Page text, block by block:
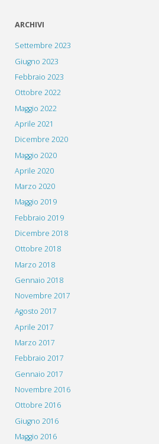
ARCHIVI
Settembre 2023
Giugno 2023
Febbraio 2023
Ottobre 2022
Maggio 2022
Aprile 2021
Dicembre 2020
Maggio 2020
Aprile 2020
Marzo 2020
Maggio 2019
Febbraio 2019
Dicembre 2018
Ottobre 2018
Marzo 2018
Gennaio 2018
Novembre 2017
Agosto 2017
Aprile 2017
Marzo 2017
Febbraio 2017
Gennaio 2017
Novembre 2016
Ottobre 2016
Giugno 2016
Maggio 2016